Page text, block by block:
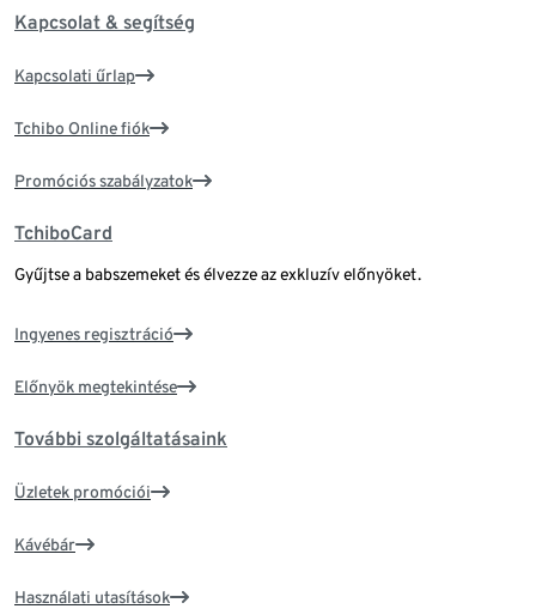
Kapcsolat & segítség
Kapcsolati űrlap
Tchibo Online fiók
Promóciós szabályzatok
TchiboCard
Gyűjtse a babszemeket és élvezze az exkluzív előnyöket.
Ingyenes regisztráció
Előnyök megtekintése
További szolgáltatásaink
Üzletek promóciói
Kávébár
Használati utasítások